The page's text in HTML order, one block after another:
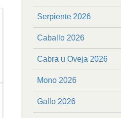
Serpiente 2026
Caballo 2026
Cabra u Oveja 2026
Mono 2026
Gallo 2026